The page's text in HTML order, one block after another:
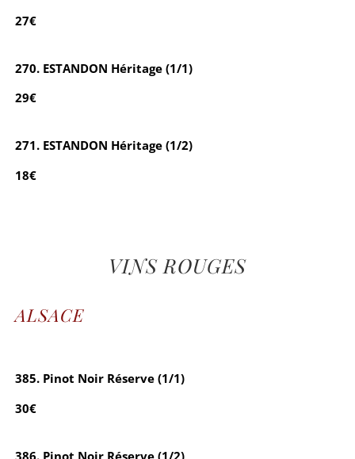
27€
270. ESTANDON Héritage (1/1)
29€
271. ESTANDON Héritage (1/2)
18€
VINS ROUGES
ALSACE
385. Pinot Noir Réserve (1/1)
30€
386. Pinot Noir Réserve (1/2)